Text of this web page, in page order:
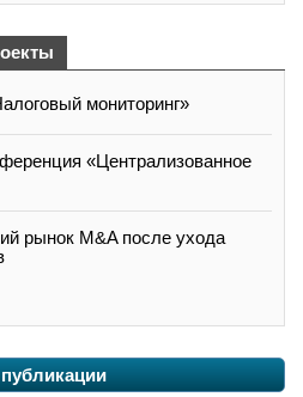
мониторинг»
«Централизованное
рынок M&A после ухода